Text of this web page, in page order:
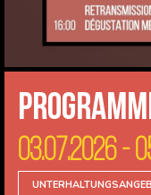
03.07.2026 -